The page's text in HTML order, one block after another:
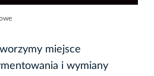
miejsce
i wymiany